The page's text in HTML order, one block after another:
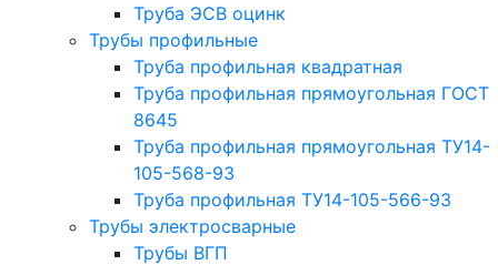
Труба ЭСВ оцинк
Трубы профильные
Труба профильная квадратная
Труба профильная прямоугольная ГОСТ
8645
Труба профильная прямоугольная ТУ14-
105-568-93
Труба профильная ТУ14-105-566-93
Трубы электросварные
Трубы ВГП